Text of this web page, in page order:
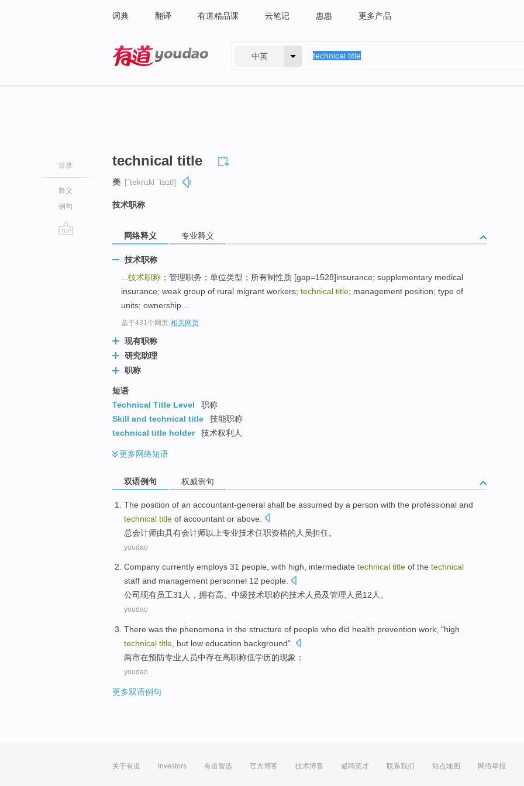
词典 翻译 有道精品课 云笔记 惠惠 更多产品
中英
目录
释义
例句
technical title
美 [ˈteknɪkl ˈtaɪtl]
技术职称
网络释义 专业释义
技术职称
技术职称 ；管理职务；单位类型；所有制性质 [gap=1528]insurance; supplementary medical
insurance; weak group of rural migrant workers; technical title; management position; type of
units; ownership ..
基于431个网页-相关网页
现有职称
研究助理
职称
短语
Technical Title Level
职称
Skill and technical title
技能职称
technical title holder
技术权利人
更多网络短语
双语例句 权威例句
The position of an accountant-general shall be assumed by a person with the professional and
technical title of accountant or above
总会计师由具有会计师以上专业技术任职资格的 人员担任。
youdao
Company currently employs 31 people, with high, intermediate technical title of the technical
staff and management personnel 12 people.
公司现有员工31人 ， 拥有高、 中级技术职称的技术人员及管理人员12人。
youdao
There was the phenomena in the structure of people who did health prevention work, "high
technical title , but low education background".
两市在预防专业 人员中存在高职称低学历的现象 ；
youdao
更多双语例句
关于有道 Investors 有道智选 官方博客 技术博客 诚聘英才 联系我们 站点地图 网络举报